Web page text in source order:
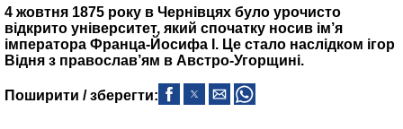
4 жовтня 1875 року в Чернівцях було урочисто
відкрито університет, який спочатку носив ім’я
імператора Франца-Йосифа I. Це стало наслідком ігор
Відня з православ’ям в Австро-Угорщині.
Поширити / зберегти: